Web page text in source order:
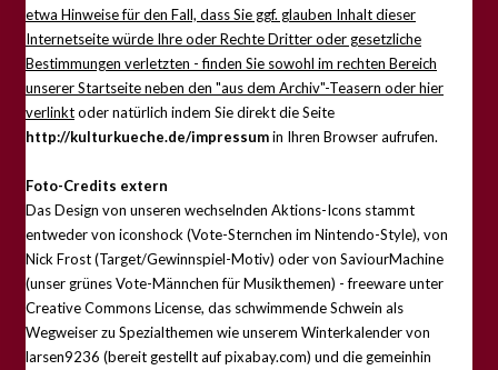
etwa Hinweise für den Fall, dass Sie ggf. glauben Inhalt dieser
Internetseite würde Ihre oder Rechte Dritter oder gesetzliche
Bestimmungen verletzten - finden Sie sowohl im rechten Bereich
unserer Startseite neben den "aus dem Archiv"-Teasern oder hier
verlinktoder natürlich indem Sie direkt die Seite
http://kulturkueche.de/impressumin Ihren Browser aufrufen.
Foto-Credits extern
Das Design von unseren wechselnden Aktions-Icons stammt
entweder von iconshock (Vote-Sternchen im Nintendo-Style), von
Nick Frost (Target/Gewinnspiel-Motiv) oder von SaviourMachine
(unser grünes Vote-Männchen für Musikthemen) - freeware unter
Creative Commons License, das schwimmende Schwein als
Wegweiser zu Spezialthemen wie unserem Winterkalender von
larsen9236 (bereit gestellt auf pixabay.com) und die gemeinhin